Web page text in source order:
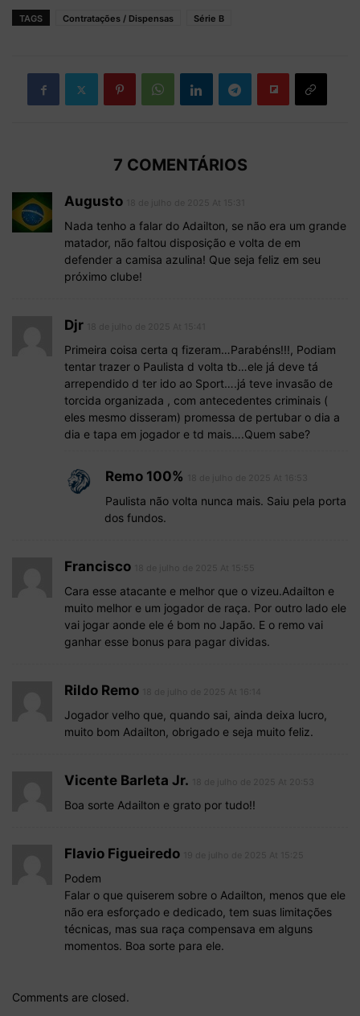
TAGS Contratações / Dispensas Série B
7 COMENTÁRIOS
Augusto
Nada tenho a falar do Adailton, se não era um grande
matador, não faltou disposição e volta de em
defender a camisa azulina! Que seja feliz em seu
próximo clube!
Djr
Primeira coisa certa q fizeram…Parabéns!!!, Podiam
tentar trazer o Paulista d volta tb…ele já deve tá
arrependido d ter ido ao Sport….já teve invasão de
torcida organizada , com antecedentes criminais (
eles mesmo disseram) promessa de pertubar o dia a
dia e tapa em jogador e td mais….Quem sabe?
Remo 100%
Paulista não volta nunca mais. Saiu pela porta
dos fundos.
Francisco
Cara esse atacante e melhor que o vizeu.Adailton e
muito melhor e um jogador de raça. Por outro lado ele
vai jogar aonde ele é bom no Japão. E o remo vai
ganhar esse bonus para pagar dividas.
Rildo Remo
Jogador velho que, quando sai, ainda deixa lucro,
muito bom Adailton, obrigado e seja muito feliz.
Vicente Barleta Jr.
Boa sorte Adailton e grato por tudo!!
Flavio Figueiredo
Podem
Falar o que quiserem sobre o Adailton, menos que ele
não era esforçado e dedicado, tem suas limitações
técnicas, mas sua raça compensava em alguns
momentos. Boa sorte para ele.
Comments are closed.